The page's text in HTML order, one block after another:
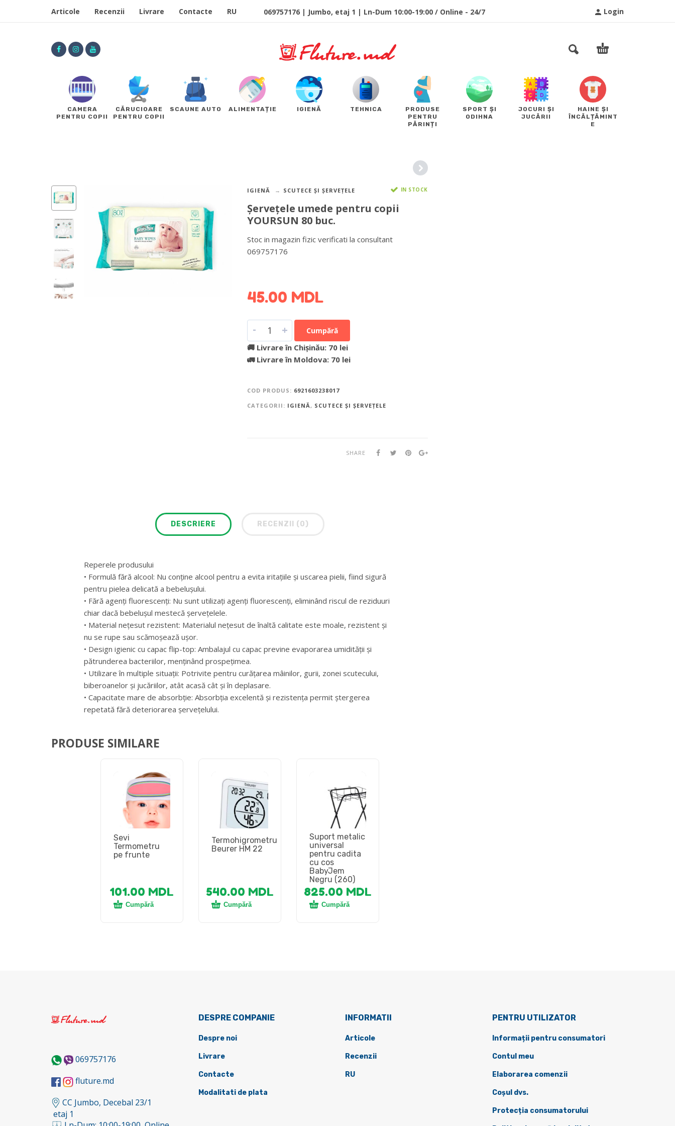
Login
Articole Recenzii Livrare Contacte RU 069757176 | Jumbo, etaj 1 | Ln-Dum 10:00-19:00 / Online - 24/7
CAMERA
PENTRU COPII
CĂRUCIOARE
PENTRU COPII
SCAUNE AUTO ALIMENTAȚIE IGIENĂ TEHNICA
PRODUSE
PENTRU
PĂRINȚI
SPORT ȘI
ODIHNA
JOCURI ȘI
JUCĂRII
HAINE ȘI
ÎNCĂLȚĂMINT
E
IGIENĂ SCUTECE ȘI ȘERVEȚELE IN STOCK
Șervețele umede pentru copii
YOURSUN 80 buc.
Stoc in magazin fizic verificati la consultant
069757176
45.00 MDL
- + Cumpără
🚚 Livrare în Chișinău: 70 lei
🚛 Livrare în Moldova: 70 lei
COD PRODUS: 6921603238017
CATEGORII: IGIENĂ , SCUTECE ȘI ȘERVEȚELE
SHARE
DESCRIERE RECENZII (0)
Reperele produsului
• Formulă fără alcool: Nu conține alcool pentru a evita iritațiile și uscarea pielii, fiind sigură
pentru pielea delicată a bebelușului.
• Fără agenți fluorescenți: Nu sunt utilizați agenți fluorescenți, eliminând riscul de reziduuri
chiar dacă bebelușul mestecă șervețelele.
• Material nețesut rezistent: Materialul nețesut de înaltă calitate este moale, rezistent și
nu se rupe sau scămoșează ușor.
• Design igienic cu capac flip-top: Ambalajul cu capac previne evaporarea umidității și
pătrunderea bacteriilor, menținând prospețimea.
• Utilizare în multiple situații: Potrivite pentru curățarea mâinilor, gurii, zonei scutecului,
biberoanelor și jucăriilor, atât acasă cât și în deplasare.
• Capacitate mare de absorbție: Absorbția excelentă și rezistența permit ștergerea
repetată fără deteriorarea șervețelului.
PRODUSE SIMILARE
Sevi
Termometru
pe frunte
101.00 MDL
Cumpără
Termohigrometru
Beurer HM 22
540.00 MDL
Cumpără
Suport metalic
universal
pentru cadita
cu cos
BabyJem
Negru (260)
825.00 MDL
Cumpără
069757176
fluture.md
CC Jumbo, Decebal 23/1
etaj 1
DESPRE COMPANIE
Despre noi
Livrare
Contacte
Modalitati de plata
INFORMATII
Articole
Recenzii
RU
PENTRU UTILIZATOR
Informații pentru consumatori
Contul meu
Elaborarea comenzii
Coșul dvs.
Protecția consumatorului